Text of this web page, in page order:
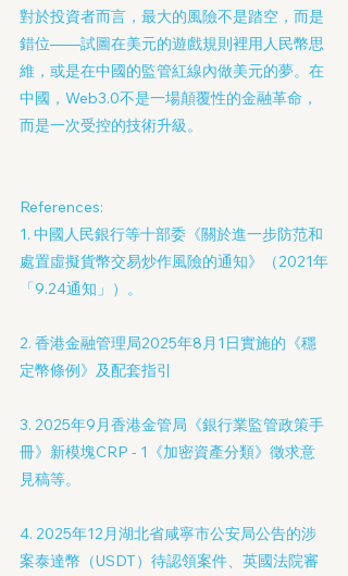
對於投資者而言，最大的風險不是踏空，而是
錯位——試圖在美元的遊戲規則裡用人民幣思
維，或是在中國的監管紅線內做美元的夢。在
中國，Web3.0不是一場顛覆性的金融革命，
而是一次受控的技術升級。
References:
1. 中國人民銀行等十部委《關於進一步防范和
處置虛擬貨幣交易炒作風險的通知》（2021年
「9.24通知」）。
2. 香港金融管理局2025年8月1日實施的《穩
定幣條例》及配套指引
3. 2025年9月香港金管局《銀行業監管政策手
冊》新模塊CRP - 1《加密資產分類》徵求意
見稿等。
4. 2025年12月湖北省咸寧市公安局公告的涉
案泰達幣（USDT）待認領案件、英國法院審